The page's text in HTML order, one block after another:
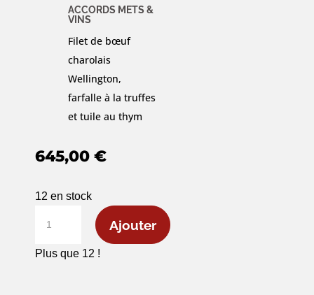
ACCORDS METS &
VINS
Filet de bœuf
charolais
Wellington,
farfalle à la truffes
et tuile au thym
645,00 €
12 en stock
Clos
Ajouter
Plus que 12 !